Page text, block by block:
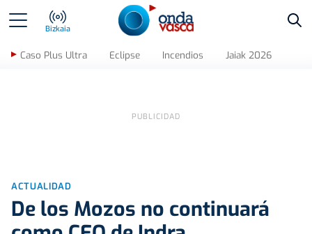
Bizkaia
Caso Plus Ultra Eclipse Incendios Jaiak 2026
ACTUALIDAD
De los Mozos no continuará